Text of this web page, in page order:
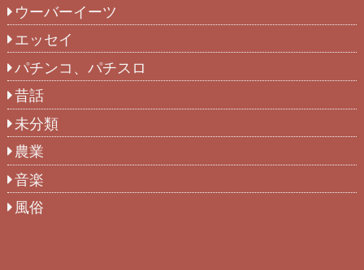
ウーバーイーツ
エッセイ
パチンコ、パチスロ
昔話
未分類
農業
音楽
風俗